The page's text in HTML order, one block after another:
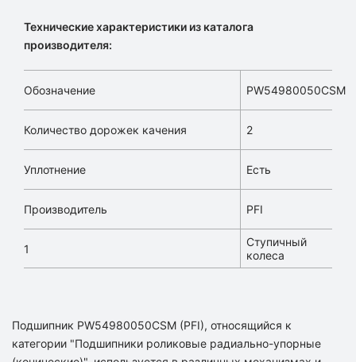
Технические характеристики из каталога
производителя:
Обозначение PW54980050CSM
Количество дорожек качения 2
Уплотнение Есть
Производитель PFI
1
Ступичный
колеса
Подшипник PW54980050CSM (PFI), относящийся к
категории "Подшипники роликовые радиально-упорные